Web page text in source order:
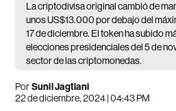
La criptodivisa original cambió de
unos US$13.000 por debajo del
17 de diciembre. El token ha subido
elecciones presidenciales del 5 de
sector de las criptomonedas.
PorSunil Jagtiani
22 de diciembre, 2024 | 04:43 PM